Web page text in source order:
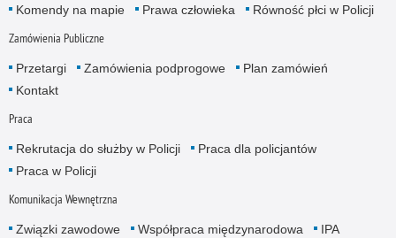
Komendy na mapie
Prawa człowieka Równość płci w Policji
Zamówienia Publiczne
Przetargi Zamówienia podprogowe
Plan zamówień
Kontakt
Praca
Rekrutacja do służby w Policji
Praca dla policjantów
Praca w Policji
Komunikacja Wewnętrzna
Związki zawodowe Współpraca międzynarodowa
IPA